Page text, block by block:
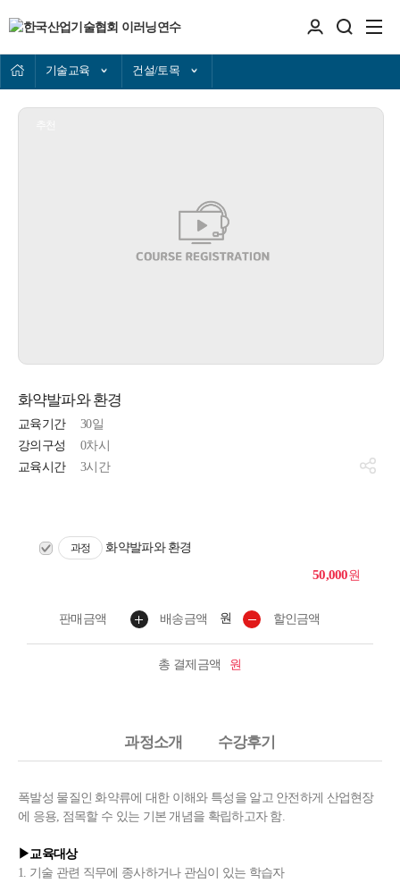
기술교육 건설/토목
화약발파와 환경
교육기간
30일
강의구성
0차시
교육시간
3시간
과정 화약발파와 환경
50,000원
판매금액 배송금액 원 할인금액
총 결제금액 원
과정소개 수강후기
폭발성 물질인 화약류에 대한 이해와 특성을 알고 안전하게 산업현장
에 응용, 점목할 수 있는 기본 개념을 확립하고자 함.
▶ 교육대상
1. 기술 관련 직무에 종사하거나 관심이 있는 학습자